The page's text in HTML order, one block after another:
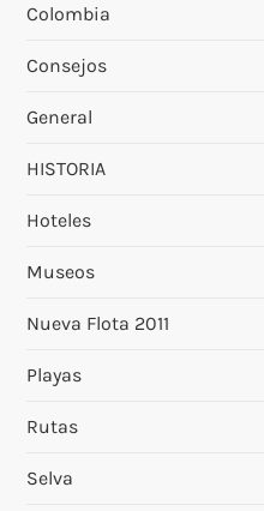
Colombia
Consejos
General
HISTORIA
Hoteles
Museos
Nueva Flota 2011
Playas
Rutas
Selva